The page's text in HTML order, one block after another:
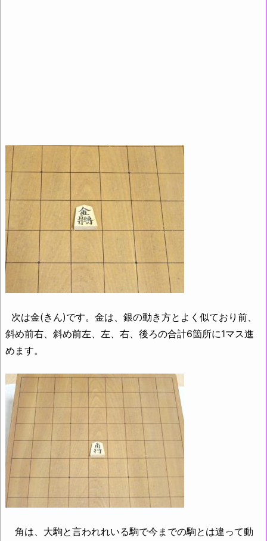
次は金(きん)です。金は、銀の動き方とよく似ており前、
斜め前右、斜め前左、左、右、後ろの合計6箇所に1マス進
めます。
角は、大駒と言われれいる駒で今までの駒とは違って動